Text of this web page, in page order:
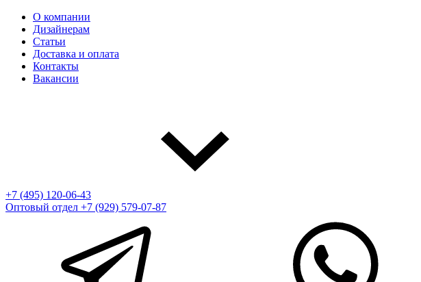
О компании
Дизайнерам
Статьи
Доставка и оплата
Контакты
Вакансии
+7 (495) 120-06-43
Оптовый отдел +7 (929) 579-07-87